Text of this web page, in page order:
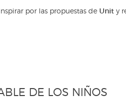
por las propuestas de Unit y
DE LOS NIÑOS